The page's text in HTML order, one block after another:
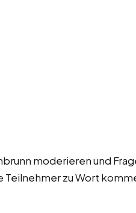
moderieren und
Teilnehmer zu Wort